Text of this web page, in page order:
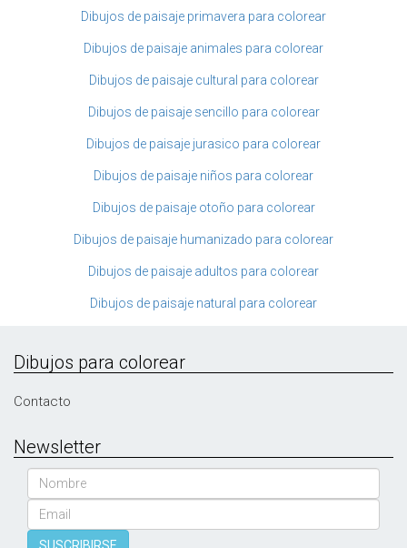
Dibujos de paisaje primavera para colorear
Dibujos de paisaje animales para colorear
Dibujos de paisaje cultural para colorear
Dibujos de paisaje sencillo para colorear
Dibujos de paisaje jurasico para colorear
Dibujos de paisaje niños para colorear
Dibujos de paisaje otoño para colorear
Dibujos de paisaje humanizado para colorear
Dibujos de paisaje adultos para colorear
Dibujos de paisaje natural para colorear
Dibujos para colorear
Contacto
Newsletter
Nombre
Email
SUSCRIBIRSE